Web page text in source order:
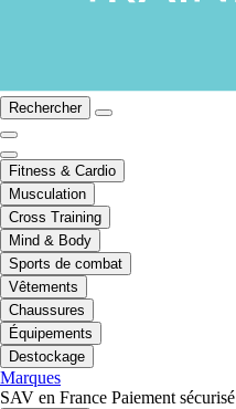
Rechercher
Fitness & Cardio
Musculation
Cross Training
Mind & Body
Sports de combat
Vêtements
Chaussures
Équipements
Destockage
Marques
SAV en France Paiement sécurisé